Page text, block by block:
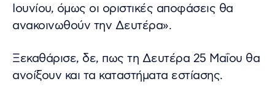
Ιουνίου, όμως οι οριστικές αποφάσεις θα
ανακοινωθούν την Δευτέρα».
Ξεκαθάρισε, δε, πως τη Δευτέρα 25 Μαΐου θα
ανοίξουν και τα καταστήματα εστίασης.